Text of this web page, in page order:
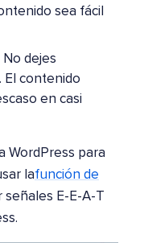
sea fácil
No dejes
El contenido
en casi
WordPress para
lafunción de
señales E-E-A-T